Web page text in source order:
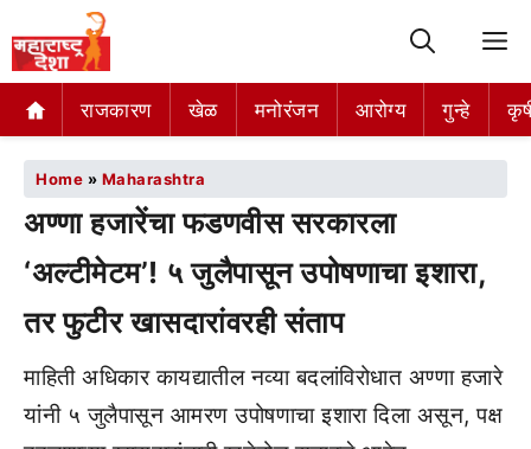
राजकारण खेळ मनोरंजन आरोग्य गुन्हे
Home » Maharashtra
अण्णा हजारेंचा फडणवीस सरकारला
‘अल्टीमेटम’! ५ जुलैपासून उपोषणाचा इशारा,
तर फुटीर खासदारांवरही संताप
माहिती अधिकार कायद्यातील नव्या बदलांविरोधात अण्णा हजारे
यांनी ५ जुलैपासून आमरण उपोषणाचा इशारा दिला असून, पक्ष